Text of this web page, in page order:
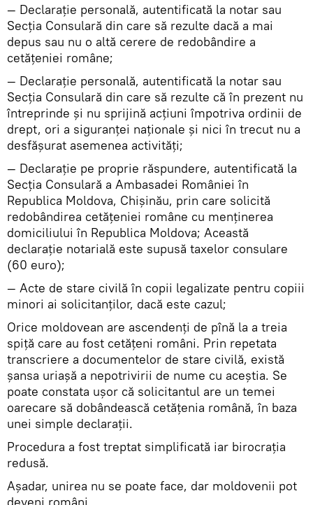
— Declaraţie personală, autentificată la notar sau
Secţia Consulară din care să rezulte dacă a mai
depus sau nu o altă cerere de redobândire a
cetăţeniei române;
— Declaraţie personală, autentificată la notar sau
Secţia Consulară din care să rezulte că în prezent nu
întreprinde şi nu sprijină acţiuni împotriva ordinii de
drept, ori a siguranţei naţionale şi nici în trecut nu a
desfăşurat asemenea activităţi;
— Declaraţie pe proprie răspundere, autentificată la
Secţia Consulară a Ambasadei României în
Republica Moldova, Chişinău, prin care solicită
redobândirea cetăţeniei române cu menţinerea
domiciliului în Republica Moldova; Această
declaraţie notarială este supusă taxelor consulare
(60 euro);
— Acte de stare civilă în copii legalizate pentru copiii
minori ai solicitanţilor, dacă este cazul;
Orice moldovean are ascendenţi de pînă la a treia
spiţă care au fost cetăţeni români. Prin repetata
transcriere a documentelor de stare civilă, există
şansa uriaşă a nepotrivirii de nume cu aceştia. Se
poate constata uşor că solicitantul are un temei
oarecare să dobândească cetăţenia română, în baza
unei simple declaraţii.
Procedura a fost treptat simplificată iar birocraţia
redusă.
Aşadar, unirea nu se poate face, dar moldovenii pot
deveni români.